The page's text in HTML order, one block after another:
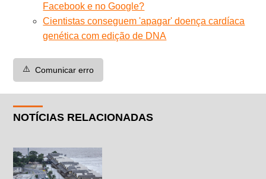
Facebook e no Google?
Cientistas conseguem 'apagar' doença cardíaca
genética com edição de DNA
⚠️ Comunicar erro
NOTÍCIAS RELACIONADAS